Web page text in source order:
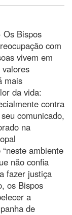
Os Bispos
com
vivem em
mais
da vida:
contra
comunicado,
na
ambiente
não confia
fazer justiça
os Bispos
a
de